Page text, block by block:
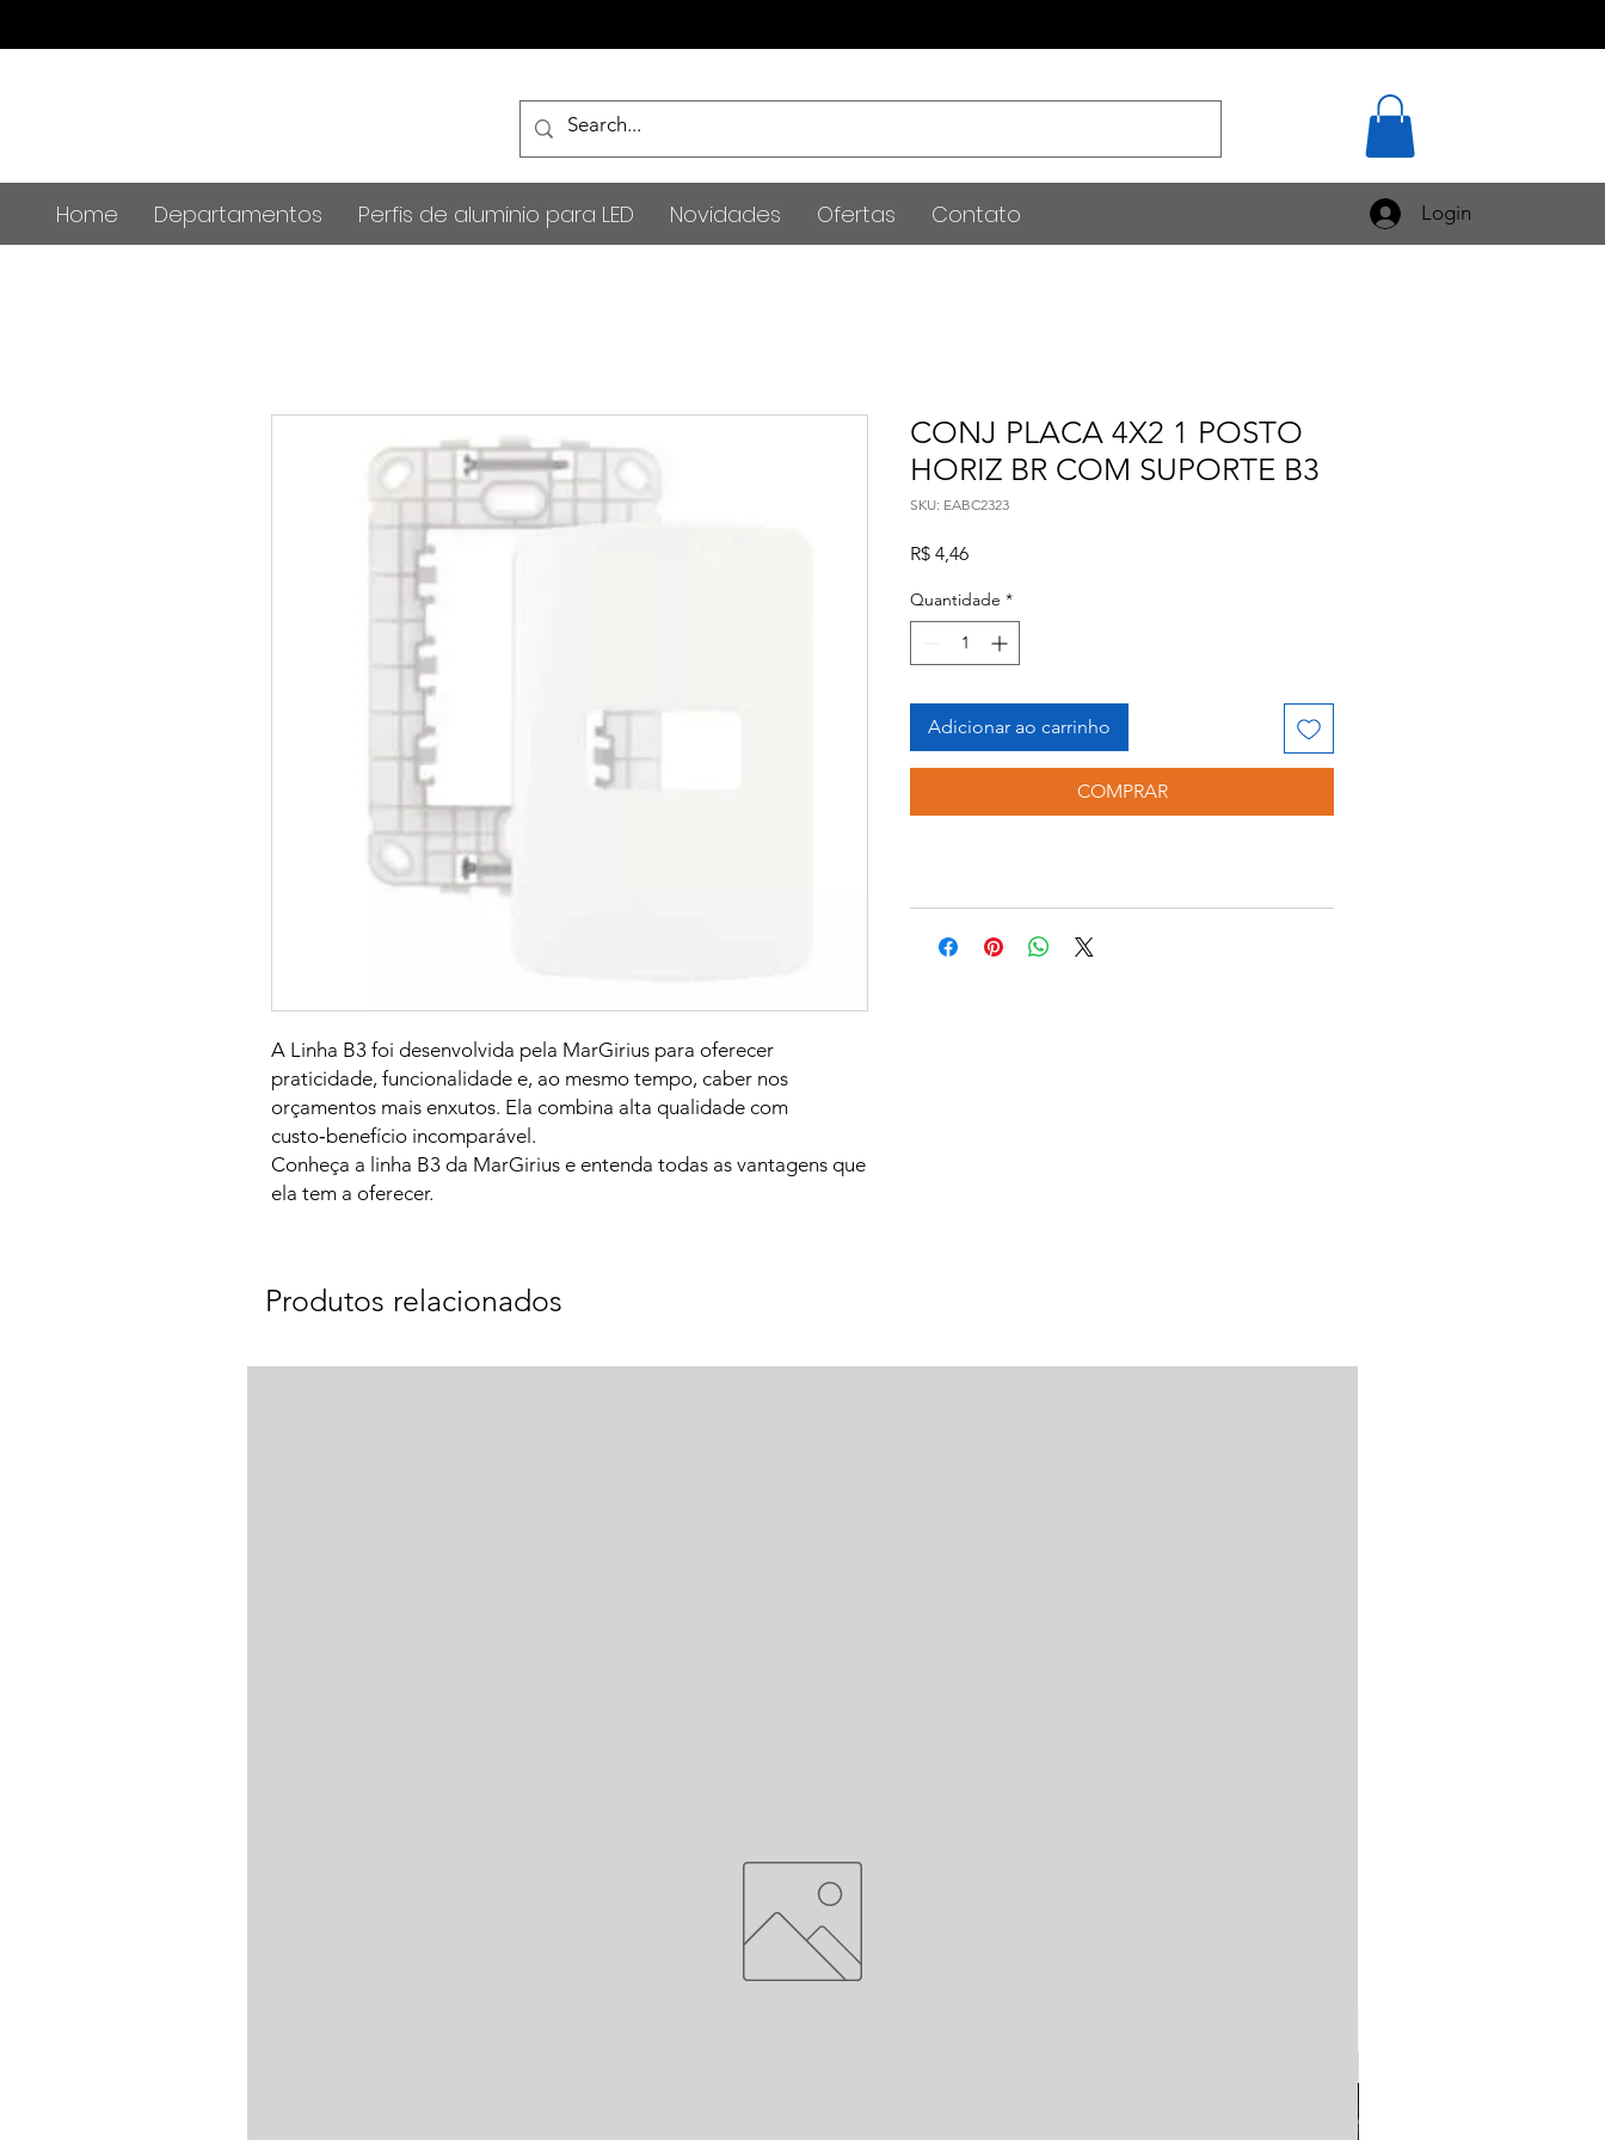
Home Departamentos Perfis de aluminio para LED Novidades Ofertas Contato Login
A Linha B3 foi desenvolvida pela MarGirius para oferecer
praticidade, funcionalidade e, ao mesmo tempo, caber nos
orçamentos mais enxutos. Ela combina alta qualidade com
custo‑benefício incomparável.
Conheça a linha B3 da MarGirius e entenda todas as vantagens que
ela tem a oferecer.
CONJ PLACA 4X2 1 POSTO
HORIZ BR COM SUPORTE B3
SKU: EABC2323
R$ 4,46Preço
Quantidade *
Adicionar ao carrinho
COMPRAR
Produtos relacionados